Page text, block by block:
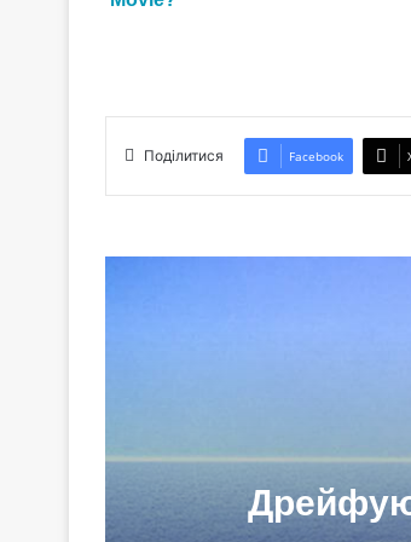
Поділитися Facebook